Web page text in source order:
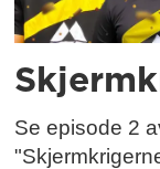
Se episode 2